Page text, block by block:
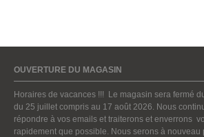
OUVERTURE DU MAGASIN
Horaires de vacances !!! Le magasin sera fermé
du 25 juillet compris au 17 août 2026. Nous
répondre à vos emails et traiterons et enverrons
rapidement que possible. Nous serons à nouveau